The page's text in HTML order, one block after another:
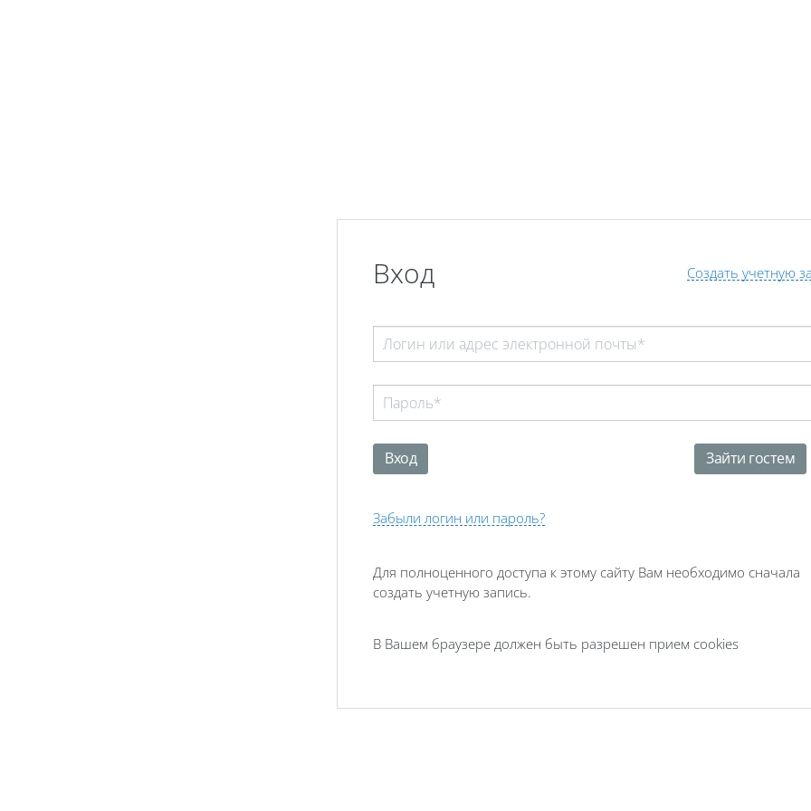
Вход Создать учетную
Забыли логин или пароль?
Для полноценного доступа к этому сайту Вам необходимо сначала
создать учетную запись.
В Вашем браузере должен быть разрешен прием cookies